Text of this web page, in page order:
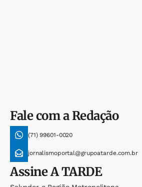
Fale com a Redação
(71) 99601-0020
jornalismoportal@grupoatarde.com.br
AssineA TARDE